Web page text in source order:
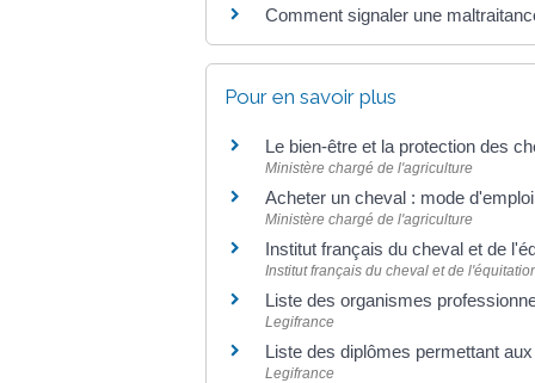
Comment signaler une
Pour en savoir plus
Le bien-être et la protection des
Ministère chargé de l'agriculture
Acheter un cheval : mode d'emploi
Ministère chargé de l'agriculture
Institut français du cheval et de
Institut français du cheval et de
Liste des organismes
Legifrance
Liste des diplômes permettant
Legifrance